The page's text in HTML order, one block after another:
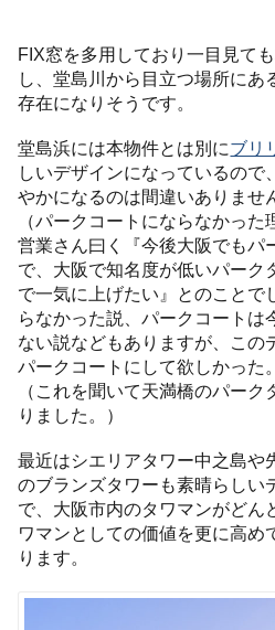
FIX窓を多用しており一目見て
し、堂島川から目立つ場所にあ
存在になりそうです。
堂島浜には本物件とは別にブリ
しいデザインになっているので
やかになるのは間違いありませ
（パークコートにならなかった
営業さん曰く『今後大阪でもパ
で、大阪で知名度が低いパーク
で一気に上げたい』とのことで
らなかった説、パークコートは
ない説などもありますが、この
パークコートにして欲しかった
（これを聞いて天満橋のパー
りました。）
最近はシエリアタワー中之島や
のブランズタワーも素晴らしい
で、大阪市内のタワマンがどん
ワマンとしての価値を更に高め
ります。